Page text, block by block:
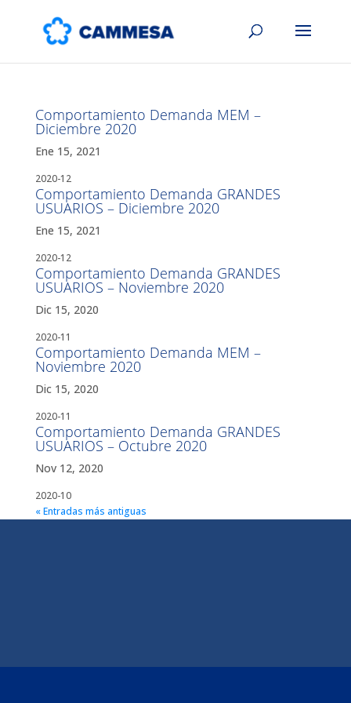
Comportamiento Demanda MEM –
Diciembre 2020
Ene 15, 2021
2020-12
Comportamiento Demanda GRANDES
USUARIOS – Diciembre 2020
Ene 15, 2021
2020-12
Comportamiento Demanda GRANDES
USUARIOS – Noviembre 2020
Dic 15, 2020
2020-11
Comportamiento Demanda MEM –
Noviembre 2020
Dic 15, 2020
2020-11
Comportamiento Demanda GRANDES
USUARIOS – Octubre 2020
Nov 12, 2020
2020-10
« Entradas más antiguas